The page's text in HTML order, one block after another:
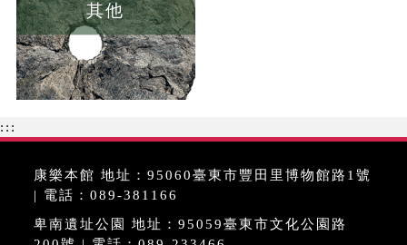
其他
:::
康樂本館 地址：95060臺東市豐田里博物館路1號
| 電話：089-381166
卑南遺址公園 地址：95059臺東市文化公園路